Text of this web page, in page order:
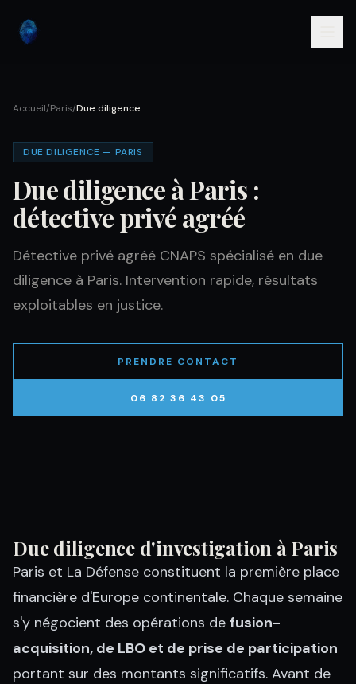
Accueil/Paris/Due diligence
DUE DILIGENCE — PARIS
Due diligence à Paris :
détective privé agréé
Détective privé agréé CNAPS spécialisé en due
diligence à Paris. Intervention rapide, résultats
exploitables en justice.
PRENDRE CONTACT
06 82 36 43 05
Due diligence d'investigation à Paris
Paris et La Défense constituent la première place
financière d'Europe continentale. Chaque semaine
s'y négocient des opérations de fusion-
acquisition, de LBO et de prise de participation
portant sur des montants significatifs. Avant de